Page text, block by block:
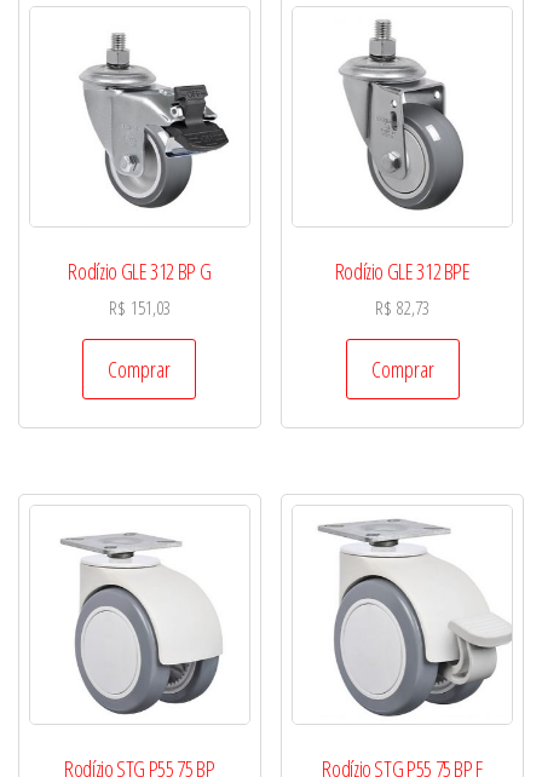
Rodízio GLE 312 BP G
R$ 151,03
Comprar
Rodízio GLE 312 BPE
R$ 82,73
Comprar
Rodízio STG P55 75 BP Rodízio STG P55 75 BP F